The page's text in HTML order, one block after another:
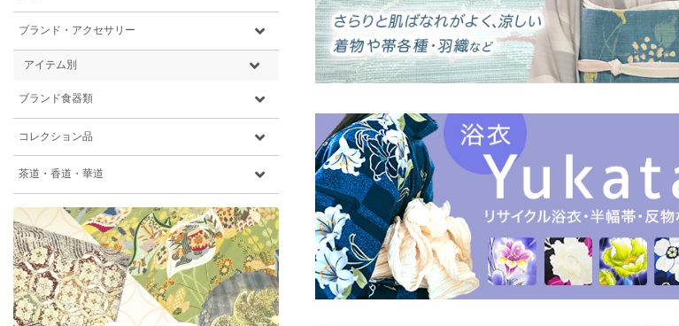
ブランド・アクセサリー
アイテム別
ブランド食器類
コレクション品
茶道・香道・華道